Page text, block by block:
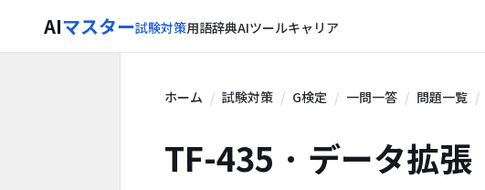
AIマスター試験対策用語辞典AIツールキャリア
ホーム 試験対策 G検定 一問一答 問題一覧
TF-435 · データ拡張